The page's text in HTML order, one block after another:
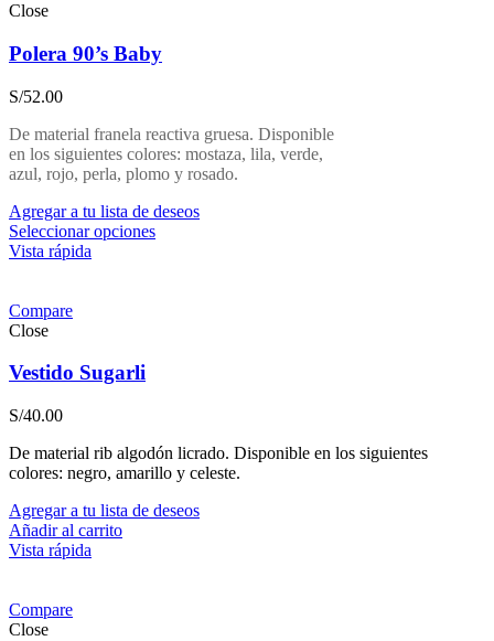
Close
Polera 90’s Baby
S/52.00
De material franela reactiva gruesa. Disponible
en los siguientes colores: mostaza, lila, verde,
azul, rojo, perla, plomo y rosado.
Agregar a tu lista de deseos
Seleccionar opciones
Vista rápida
Compare
Close
Vestido Sugarli
S/40.00
De material rib algodón licrado. Disponible en los siguientes
colores: negro, amarillo y celeste.
Agregar a tu lista de deseos
Añadir al carrito
Vista rápida
Compare
Close